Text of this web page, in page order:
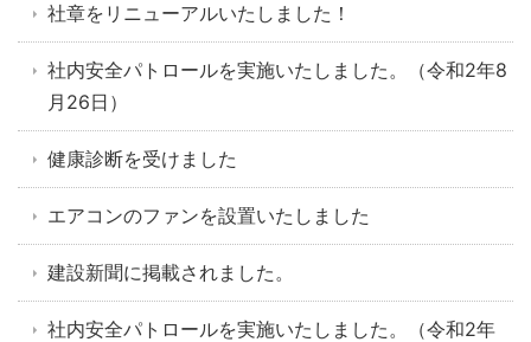
社章をリニューアルいたしました！
社内安全パトロールを実施いたしました。（令和2年8
月26日）
健康診断を受けました
エアコンのファンを設置いたしました
建設新聞に掲載されました。
社内安全パトロールを実施いたしました。（令和2年